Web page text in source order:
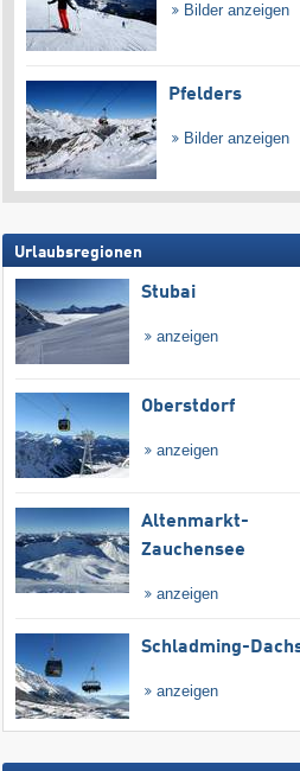
Bilder anzeigen
Pfelders
Bilder anzeigen
Urlaubsregionen
Stubai
anzeigen
Oberstdorf
anzeigen
Altenmarkt-
Zauchensee
anzeigen
Schladming-
anzeigen